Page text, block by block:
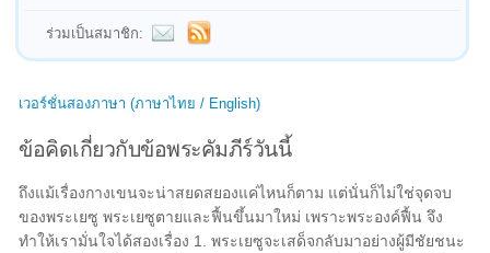
ร่วมเป็นสมาชิก:
เวอร์ชั่นสองภาษา (ภาษาไทย / English)
ข้อคิดเกี่ยวกับข้อพระคัมภีร์วันนี้
ถึงแม้เรื่องกางเขนจะน่าสยดสยองแค่ไหนก็ตาม แต่นั่นก็ไม่ใช่จุดจบ
ของพระเยซู พระเยซูตายและฟื้นขึ้นมาใหม่ เพราะพระองค์ฟื้น จึง
ทำให้เรามั่นใจได้สองเรื่อง 1. พระเยซูจะเสด็จกลับมาอย่างผู้มีชัยชนะ